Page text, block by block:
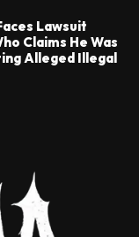
Lawsuit
Claims He Was
Alleged Illegal